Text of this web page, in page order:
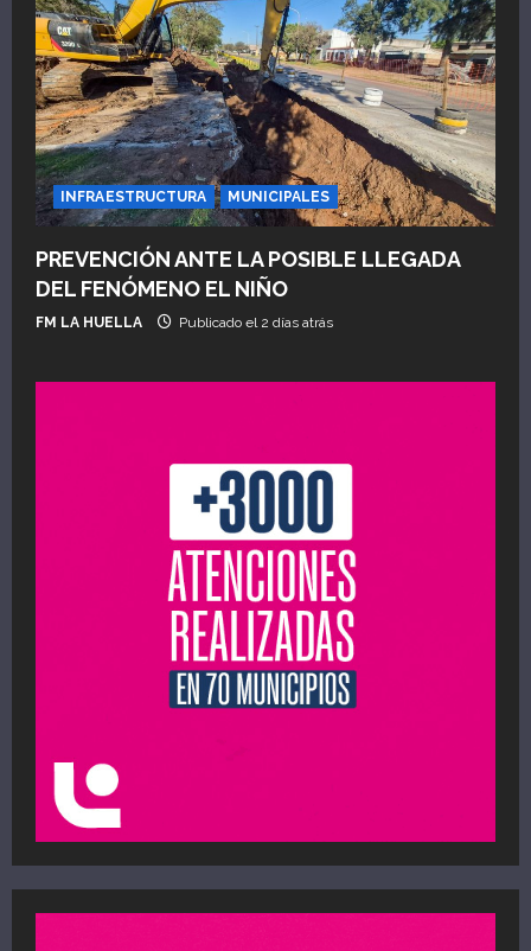
INFRAESTRUCTURA MUNICIPALES
PREVENCIÓN ANTE LA POSIBLE LLEGADA
DEL FENÓMENO EL NIÑO
FM LA HUELLA Publicado el 2 días atrás